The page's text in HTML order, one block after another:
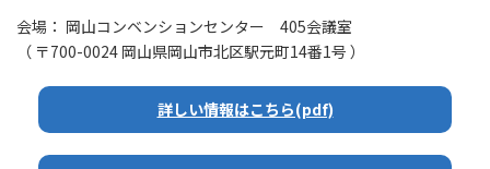
会場： 岡山コンベンションセンター 405会議室
（ 〒700-0024 岡山県岡山市北区駅元町14番1号 ）
詳しい情報はこちら(pdf)